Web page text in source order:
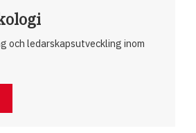
och ledarskapsutveckling inom